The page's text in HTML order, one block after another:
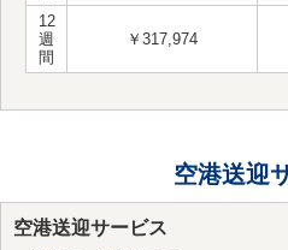
12
週
間
￥317,974
空港送迎
空港送迎サービス